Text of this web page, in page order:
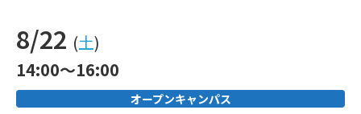
就職支援
研修・講座
8/22 (土)
14:00～16:00
オープンキャンパス